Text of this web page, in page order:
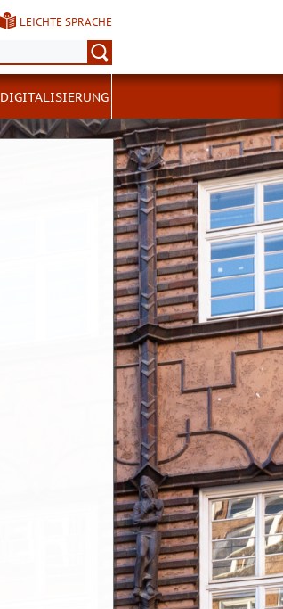
LEICHTE SPRACHE
DIGITALISIERUNG